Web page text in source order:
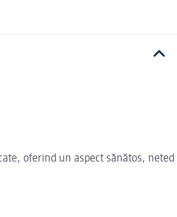
oferind un aspect sănătos, neted